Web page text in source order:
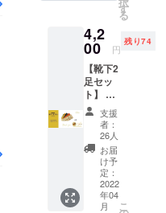
レター
（小）
▼詳細
・靴下1
色、ス
テッ
カー、
手紙の
詰め合
わせプ
ランで
す。 ・
靴下、
ステッ
す
る
4,2
00 円
残り74
【靴下2
足セッ
ト】 ▼
内容 ①
靴下2足
お好き
な色 ②
クラウ
ドファ
ンディ
ング限
定オリ
支援
者：
26人
お届
け予
定：
2022
年04
月
こ